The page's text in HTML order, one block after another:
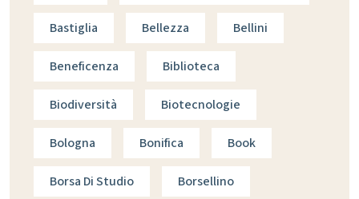
Bastiglia Bellezza Bellini
Beneficenza Biblioteca
Biodiversità Biotecnologie
Bologna Bonifica Book
Borsa Di Studio Borsellino